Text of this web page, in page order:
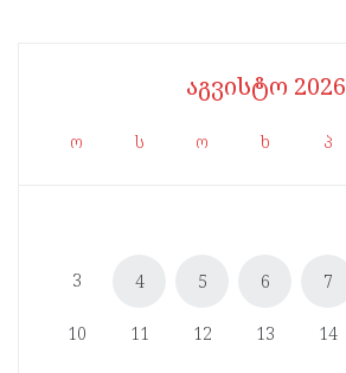
აგვისტო 2026
ო ს ო ხ პ
3 4 5 6 7
10 11 12 13 14